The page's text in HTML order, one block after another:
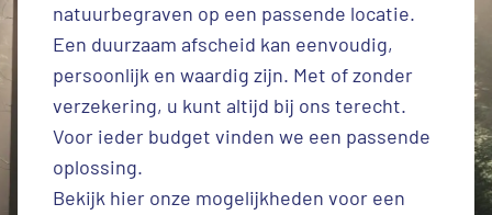
natuurbegraven op een passende locatie.
Een duurzaam afscheid kan eenvoudig,
persoonlijk en waardig zijn. Met of zonder
verzekering, u kunt altijd bij ons terecht.
Voor ieder budget vinden we een passende
oplossing.
Bekijk hier onze mogelijkheden voor een